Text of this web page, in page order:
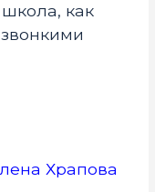
как
Храпова